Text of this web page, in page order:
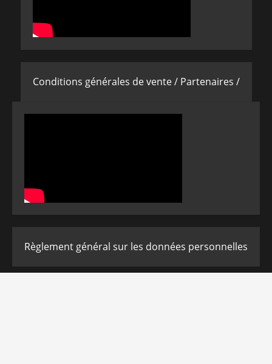
Conditions générales de vente / Partenaires /
Règlement général sur les données personnelles